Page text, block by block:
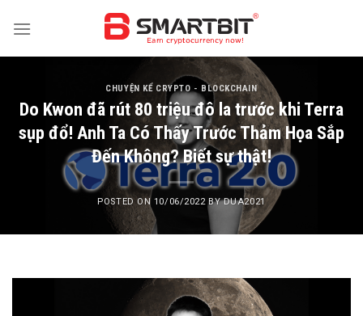
CHUYỆN KỂ CRYPTO - BLOCKCHAIN
Do Kwon đã rút 80 triệu đô la trước khi Terra
sụp đổ! Anh Ta Có Thấy Trước Thảm Họa Sắp
Đến Không? Biết sự thật!
POSTED ON 10/06/2022BYDUA2021